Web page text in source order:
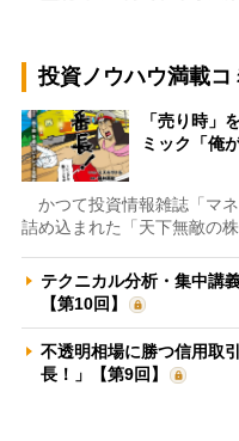
投資ノウハウ満載コ
「売り時」
ミック「俺
かつて投資情報雑誌「マ
詰め込まれた「天下無敵の
テクニカル分析・集中講
【第10回】
不透明相場に勝つ信用取
長！」【第9回】